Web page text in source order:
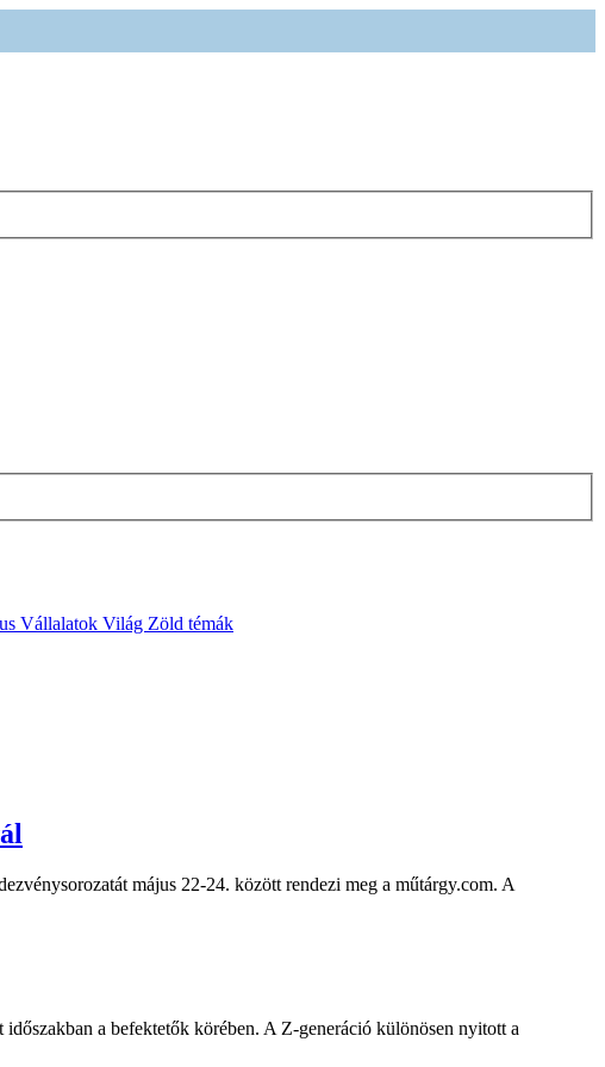
Vállalatok Világ Zöld témák
május 22-24. között rendezi meg a műtárgy.com. A
a befektetők körében. A Z-generáció különösen nyitott a